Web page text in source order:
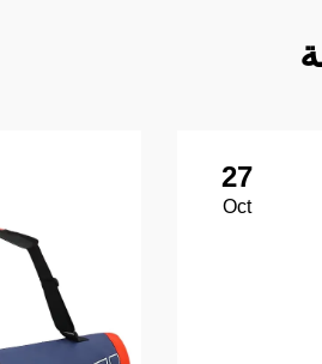
27
Oct